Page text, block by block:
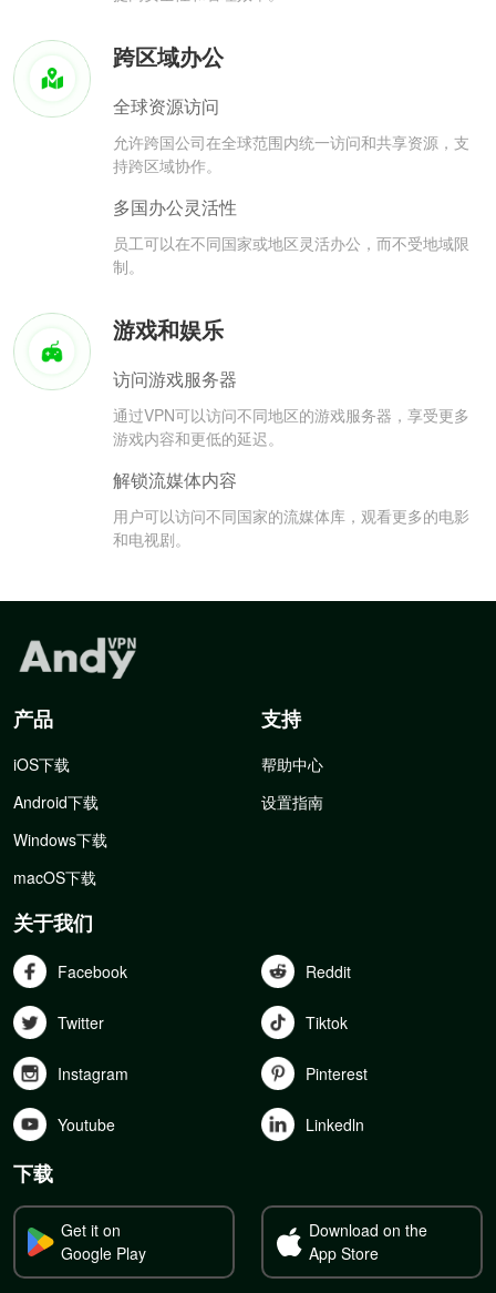
跨区域办公
全球资源访问
允许跨国公司在全球范围内统一访问和共享资源，支
持跨区域协作。
多国办公灵活性
员工可以在不同国家或地区灵活办公，而不受地域限
制。
游戏和娱乐
访问游戏服务器
通过VPN可以访问不同地区的游戏服务器，享受更多
游戏内容和更低的延迟。
解锁流媒体内容
用户可以访问不同国家的流媒体库，观看更多的电影
和电视剧。
产品
iOS下载
Android下载
Windows下载
macOS下载
支持
帮助中心
设置指南
关于我们
Facebook Reddit
Twitter Tiktok
Instagram Pinterest
Youtube Linkedln
下载
Get it on
Google Play
Download on the
App Store